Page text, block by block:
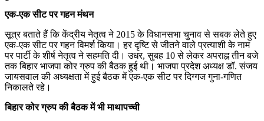
एक-एक सीट पर गहन मंथन
सूत्र बताते हैं कि केंद्रीय नेतृत्व ने 2015 के विधानसभा चुनाव से सबक लेते हुए
एक-एक सीट पर गहन विमर्श किया। हर दृष्टि से जीतने वाले प्रत्याशी के नाम
पर पार्टी के शीर्ष नेतृत्व ने सहमति दी। उधर, सुबह 10 से लेकर अपराह्न तीन बजे
तक बिहार भाजपा कोर ग्रुप की बैठक हुई थी। भाजपा प्रदेश अध्यक्ष डॉ. संजय
जायसवाल की अध्यक्षता में हुई बैठक में एक-एक सीट पर दिग्गज गुना-गणित
निकालते रहे।
बिहार कोर ग्रुप की बैठक में भी माथापच्‍ची